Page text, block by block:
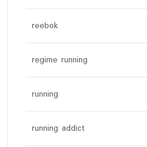
reebok
regime running
running
running addict